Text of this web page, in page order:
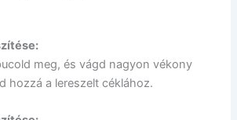
meg, és vágd nagyon vékony
hozzá a lereszelt céklához.